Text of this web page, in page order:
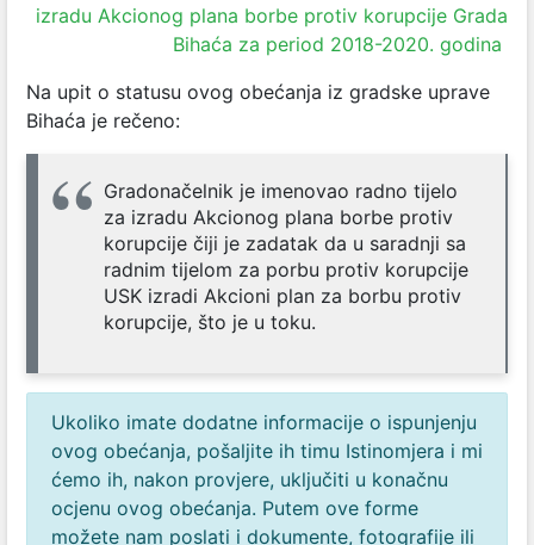
izradu Akcionog plana borbe protiv korupcije Grada
Bihaća za period 2018-2020. godina
Na upit o statusu ovog obećanja iz gradske uprave
Bihaća je rečeno:
Gradonačelnik je imenovao radno tijelo
za izradu Akcionog plana borbe protiv
korupcije čiji je zadatak da u saradnji sa
radnim tijelom za porbu protiv korupcije
USK izradi Akcioni plan za borbu protiv
korupcije, što je u toku.
Ukoliko imate dodatne informacije o ispunjenju
ovog obećanja, pošaljite ih timu Istinomjera i mi
ćemo ih, nakon provjere, uključiti u konačnu
ocjenu ovog obećanja. Putem ove forme
možete nam poslati i dokumente, fotografije ili